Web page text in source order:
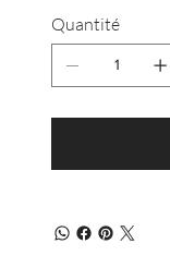
Quantité